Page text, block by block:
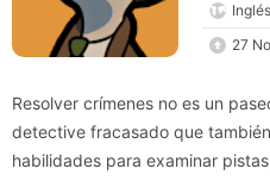
Inglés
27
Resolver crímenes no es un
detective fracasado que
habilidades para examinar